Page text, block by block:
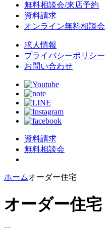
無料相談会/来店予約
資料請求
オンライン無料相談会
求人情報
プライバシーポリシー
お問い合わせ
資料請求
無料相談会
ホームオーダー住宅
オーダー住宅